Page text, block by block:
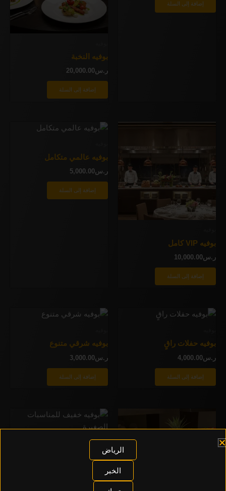
إضافة إلى السلة
بوفيه النخبة
ر.س20,000.00
إضافة إلى السلة
بوفيه VIP كامل
ر.س10,000.00
إضافة إلى السلة
بوفيه عالمي متكامل
ر.س5,000.00
إضافة إلى السلة
بوفيه حفلات راقٍ
ر.س4,000.00
إضافة إلى السلة
بوفيه شرقي متنوع
ر.س3,000.00
إضافة إلى السلة
بوفيه خفيف للمناسبات
ر.س1,000.00
الرياض
الخبر